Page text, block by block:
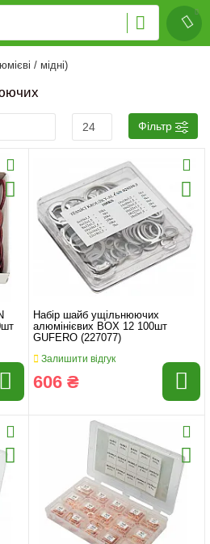
/ мідні)
Фільтр
Набір шайб ущільнюючих
алюмінієвих BOX 12 100шт
GUFERO (227077)
Залишити відгук
606 ₴